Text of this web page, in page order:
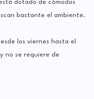
dotado de cómodos
bastante el ambiente.
los viernes hasta el
no se requiere de